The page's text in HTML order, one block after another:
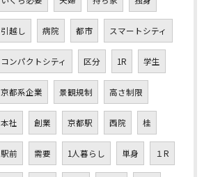
引越し 病院 都市 スマートシティ
コンパクトシティ 区分 1R 学生
京都系企業 景観規制 高さ制限
本社 創業 京都駅 西院 桂
駅前 需要 1人暮らし 単身 １R